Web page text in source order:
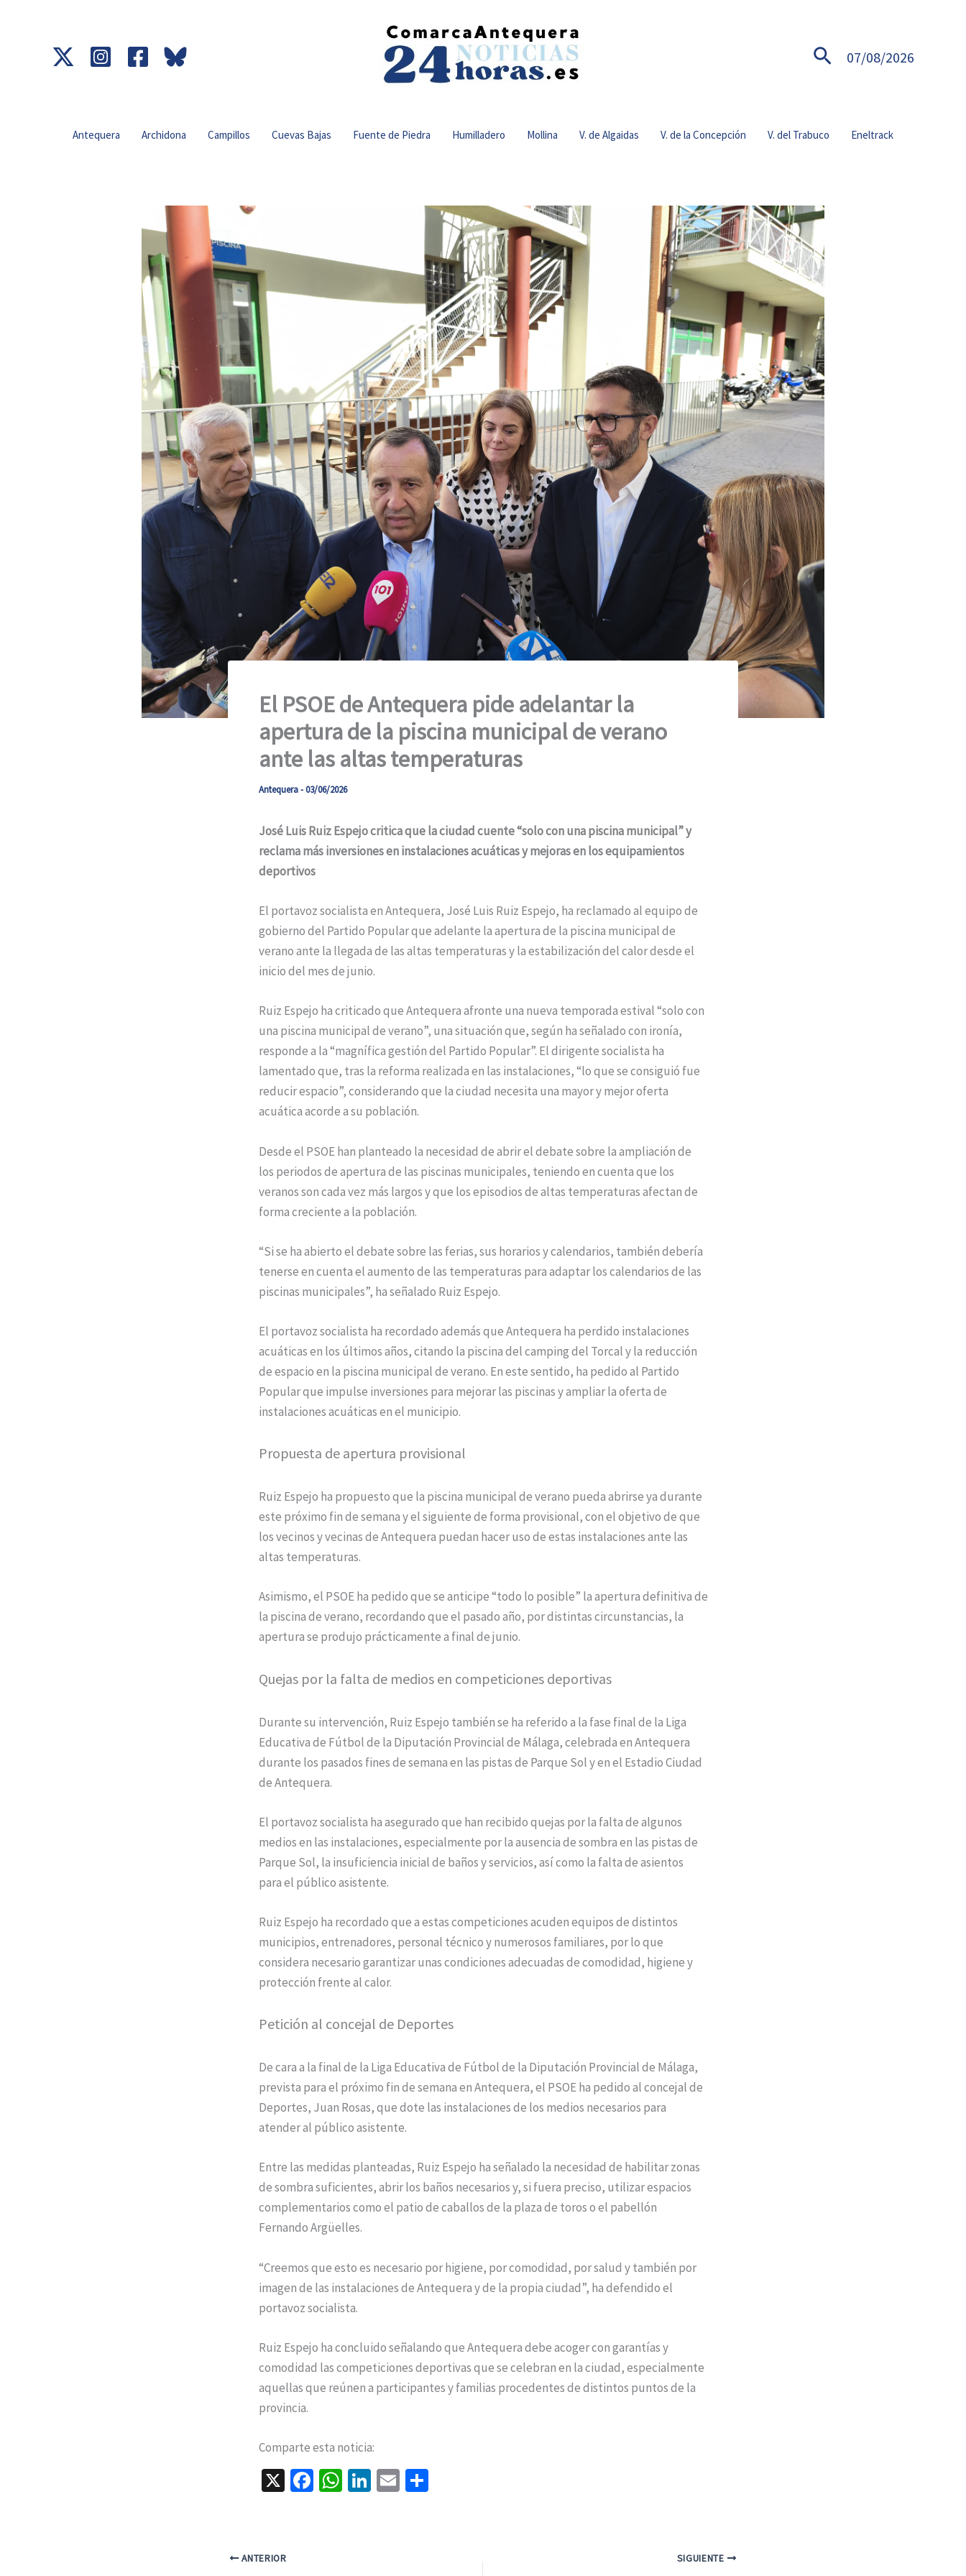
Buscar07/08/2026
Antequera Archidona Campillos Cuevas Bajas Fuente de Piedra Humilladero Mollina V. de Algaidas V. de la Concepción V. del Trabuco Eneltrack
El PSOE de Antequera pide adelantar la
apertura de la piscina municipal de verano
ante las altas temperaturas
Antequera-03/06/2026
José Luis Ruiz Espejo critica que la ciudad cuente “solo con una piscina municipal” y
reclama más inversiones en instalaciones acuáticas y mejoras en los equipamientos
deportivos
El portavoz socialista en Antequera, José Luis Ruiz Espejo, ha reclamado al equipo de
gobierno del Partido Popular que adelante la apertura de la piscina municipal de
verano ante la llegada de las altas temperaturas y la estabilización del calor desde el
inicio del mes de junio.
Ruiz Espejo ha criticado que Antequera afronte una nueva temporada estival “solo con
una piscina municipal de verano”, una situación que, según ha señalado con ironía,
responde a la “magnífica gestión del Partido Popular”. El dirigente socialista ha
lamentado que, tras la reforma realizada en las instalaciones, “lo que se consiguió fue
reducir espacio”, considerando que la ciudad necesita una mayor y mejor oferta
acuática acorde a su población.
Desde el PSOE han planteado la necesidad de abrir el debate sobre la ampliación de
los periodos de apertura de las piscinas municipales, teniendo en cuenta que los
veranos son cada vez más largos y que los episodios de altas temperaturas afectan de
forma creciente a la población.
“Si se ha abierto el debate sobre las ferias, sus horarios y calendarios, también debería
tenerse en cuenta el aumento de las temperaturas para adaptar los calendarios de las
piscinas municipales”, ha señalado Ruiz Espejo.
El portavoz socialista ha recordado además que Antequera ha perdido instalaciones
acuáticas en los últimos años, citando la piscina del camping del Torcal y la reducción
de espacio en la piscina municipal de verano. En este sentido, ha pedido al Partido
Popular que impulse inversiones para mejorar las piscinas y ampliar la oferta de
instalaciones acuáticas en el municipio.
Propuesta de apertura provisional
Ruiz Espejo ha propuesto que la piscina municipal de verano pueda abrirse ya durante
este próximo fin de semana y el siguiente de forma provisional, con el objetivo de que
los vecinos y vecinas de Antequera puedan hacer uso de estas instalaciones ante las
altas temperaturas.
Asimismo, el PSOE ha pedido que se anticipe “todo lo posible” la apertura definitiva de
la piscina de verano, recordando que el pasado año, por distintas circunstancias, la
apertura se produjo prácticamente a final de junio.
Quejas por la falta de medios en competiciones deportivas
Durante su intervención, Ruiz Espejo también se ha referido a la fase final de la Liga
Educativa de Fútbol de la Diputación Provincial de Málaga, celebrada en Antequera
durante los pasados fines de semana en las pistas de Parque Sol y en el Estadio Ciudad
de Antequera.
El portavoz socialista ha asegurado que han recibido quejas por la falta de algunos
medios en las instalaciones, especialmente por la ausencia de sombra en las pistas de
Parque Sol, la insuficiencia inicial de baños y servicios, así como la falta de asientos
para el público asistente.
Ruiz Espejo ha recordado que a estas competiciones acuden equipos de distintos
municipios, entrenadores, personal técnico y numerosos familiares, por lo que
considera necesario garantizar unas condiciones adecuadas de comodidad, higiene y
protección frente al calor.
Petición al concejal de Deportes
De cara a la final de la Liga Educativa de Fútbol de la Diputación Provincial de Málaga,
prevista para el próximo fin de semana en Antequera, el PSOE ha pedido al concejal de
Deportes, Juan Rosas, que dote las instalaciones de los medios necesarios para
atender al público asistente.
Entre las medidas planteadas, Ruiz Espejo ha señalado la necesidad de habilitar zonas
de sombra suficientes, abrir los baños necesarios y, si fuera preciso, utilizar espacios
complementarios como el patio de caballos de la plaza de toros o el pabellón
Fernando Argüelles.
“Creemos que esto es necesario por higiene, por comodidad, por salud y también por
imagen de las instalaciones de Antequera y de la propia ciudad”, ha defendido el
portavoz socialista.
Ruiz Espejo ha concluido señalando que Antequera debe acoger con garantías y
comodidad las competiciones deportivas que se celebran en la ciudad, especialmente
aquellas que reúnen a participantes y familias procedentes de distintos puntos de la
provincia.
Comparte esta noticia:
X Fa W Li E C
ANTERIOR SIGUIENTE